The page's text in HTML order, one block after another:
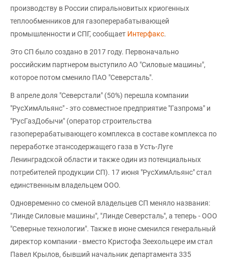
производству в России спиральновитых криогенных
теплообменников для газоперерабатывающей
промышленности и СПГ, сообщает Интерфакс.
Это СП было создано в 2017 году. Первоначально
российским партнером выступило АО "Силовые машины",
которое потом сменило ПАО "Северсталь".
В апреле доля "Северстали" (50%) перешла компании
"РусХимАльянс" - это совместное предприятие "Газпрома" и
"РусГазДобычи" (оператор строительства
газоперерабатывающего комплекса в составе комплекса по
переработке этансодержащего газа в Усть-Луге
Ленинградской области и также один из потенциальных
потребителей продукции СП). 17 июня "РусХимАльянс" стал
единственным владельцем ООО.
Одновременно со сменой владельцев СП меняло названия:
"Линде Силовые машины", "Линде Северсталь", а теперь - ООО
"Северные технологии". Также в июне сменился генеральный
директор компании - вместо Кристофа Зеехольцере им стал
Павел Крылов, бывший начальник департамента 335